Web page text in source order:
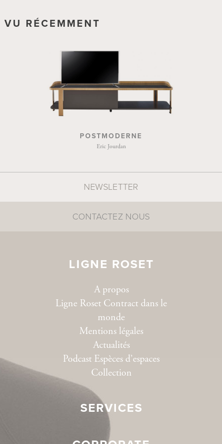
VU RÉCEMMENT
POSTMODERNE
Eric Jourdan
LIGNE ROSET
A propos
Ligne Roset Contract dans le
monde
Mentions légales
Actualités
Podcast Espèces d’espaces
Collection
SERVICES
NEWSLETTER
CONTACTEZ NOUS